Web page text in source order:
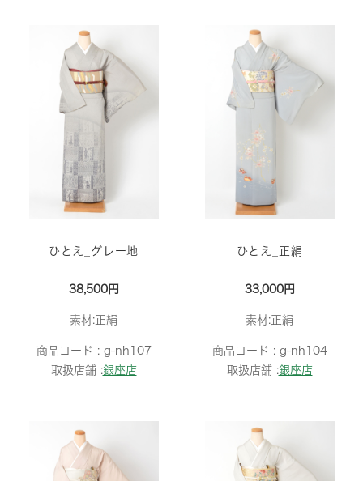
ひとえ_グレー地
38,500円
素材:正絹
商品コード : g-nh107
取扱店舗 :銀座店
ひとえ_正絹
33,000円
素材:正絹
商品コード : g-nh104
取扱店舗 :銀座店